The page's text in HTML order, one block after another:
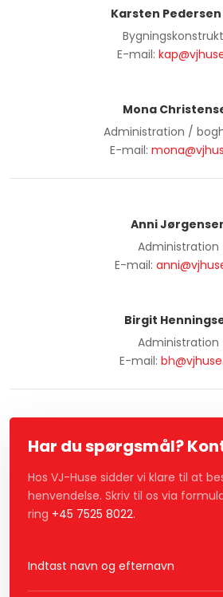
Karsten Pedersen
​E-mail:
Mona
​Administration /
​E-mail:
Anni
​Administration
​E-mail:
Birgit
​Administration
​E-mail: bh
Har du spørgsmål?
Hos VJ-Huse sidder vi klare til at
henvendelse. Skriv til os via
ring +45 7525 8022.